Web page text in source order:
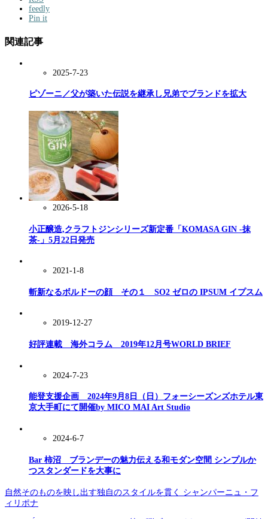
feedly
Pin it
関連記事
2025-7-23
ピゾーニ／父が築いた伝説を継承し兄弟でブランドを拡大
2026-5-18
小正醸造,クラフトジンシリーズ新定番「KOMASA GIN -抹
茶-」5月22日発売
2021-1-8
斬新なるボルドーの顔 その１ SO2 ゼロの IPSUM イプスム
2019-12-27
好評連載 海外コラム 2019年12月号WORLD BRIEF
2024-7-23
能登⽀援企画 2024年9⽉8⽇（⽇）フォーシーズンズホテル東
京⼤⼿町にて開催by MICO MAI Art Studio
2024-6-7
Bar 柿沼 ブランデーの魅力伝える和モダン空間 シンプルか
つスタンダードを大事に
自然そのものを映し出す独自のスタイルを貫く シャンパーニュ・フ
ィリポナ